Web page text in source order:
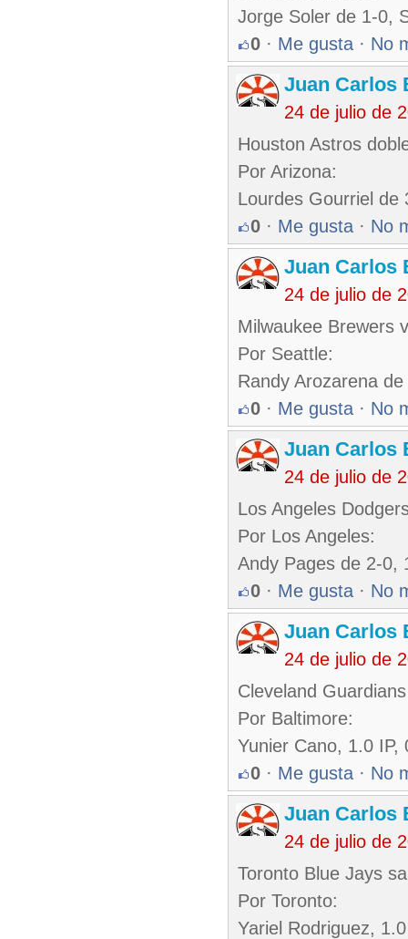
Jorge Soler de 1-0,
0 · Me gusta · No
Juan Carlos
24 de julio de
Houston Astros
Por Arizona:
Lourdes Gourriel de
0 · Me gusta · No
Juan Carlos
24 de julio de
Milwaukee Brewers
Por Seattle:
Randy Arozarena
0 · Me gusta · No
Juan Carlos
24 de julio de
Los Angeles
Por Los Angeles:
Andy Pages de 2-0,
0 · Me gusta · No
Juan Carlos
24 de julio de
Cleveland
Por Baltimore:
Yunier Cano, 1.0
0 · Me gusta · No
Juan Carlos
24 de julio de
Toronto Blue Jays
Por Toronto:
Yariel Rodriguez,